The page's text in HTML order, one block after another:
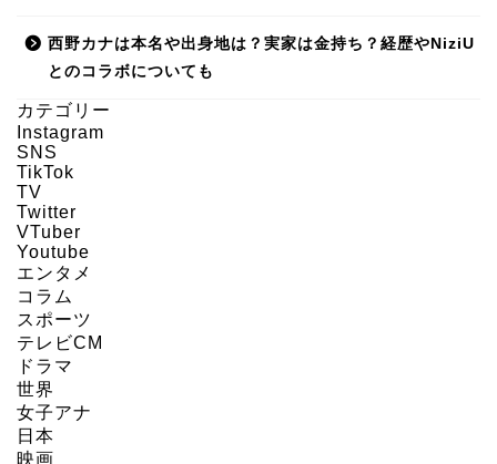
西野カナは本名や出身地は？実家は金持ち？経歴やNiziU
とのコラボについても
カテゴリー
Instagram
SNS
TikTok
TV
Twitter
VTuber
Youtube
エンタメ
コラム
スポーツ
テレビCM
ドラマ
世界
女子アナ
日本
映画